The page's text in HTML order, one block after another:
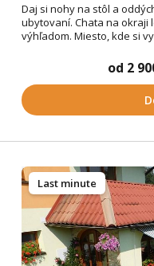
Daj si nohy na stôl a
ubytovaní. Chata na okraji
výhľadom. Miesto, kde si
od 2
Last minute